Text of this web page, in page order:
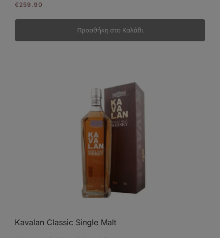
€ 259.90
Προσθήκη στο Καλάθι
Kavalan Classic Single Malt